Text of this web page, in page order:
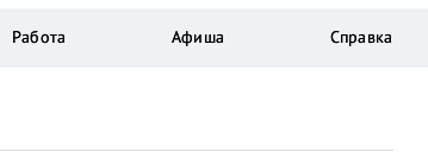
Работа Афиша Справка